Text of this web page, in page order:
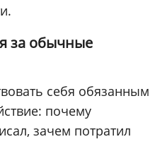
за обычные
себя обязанным
почему
зачем потратил